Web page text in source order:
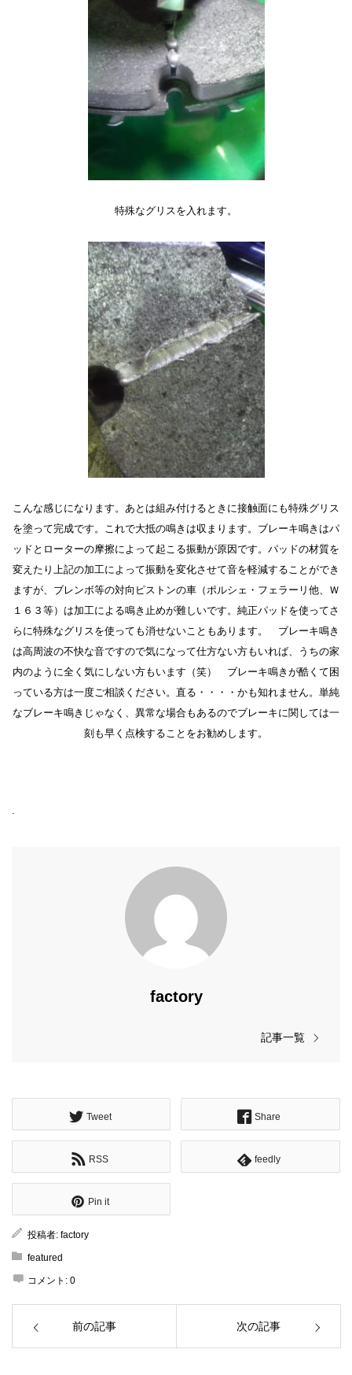
特殊なグリスを入れます。
こんな感じになります。あとは組み付けるときに接触面にも特殊グリス
を塗って完成です。これで大抵の鳴きは収まります。ブレーキ鳴きはパ
ッドとローターの摩擦によって起こる振動が原因です。パッドの材質を
変えたり上記の加工によって振動を変化させて音を軽減することができ
ますが、ブレンボ等の対向ピストンの車（ポルシェ・フェラーリ他、Ｗ
１６３等）は加工による鳴き止めが難しいです。純正パッドを使ってさ
らに特殊なグリスを使っても消せないこともあります。 ブレーキ鳴き
は高周波の不快な音ですので気になって仕方ない方もいれば、うちの家
内のように全く気にしない方もいます（笑） ブレーキ鳴きが酷くて困
っている方は一度ご相談ください。直る・・・・かも知れません。単純
なブレーキ鳴きじゃなく、異常な場合もあるのでブレーキに関しては一
刻も早く点検することをお勧めします。
.
factory
記事一覧
Tweet Share
RSS feedly
Pin it
投稿者: factory
featured
コメント: 0
前の記事 次の記事